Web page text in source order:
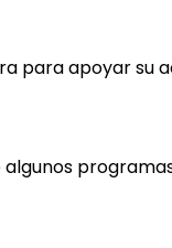
para apoyar su